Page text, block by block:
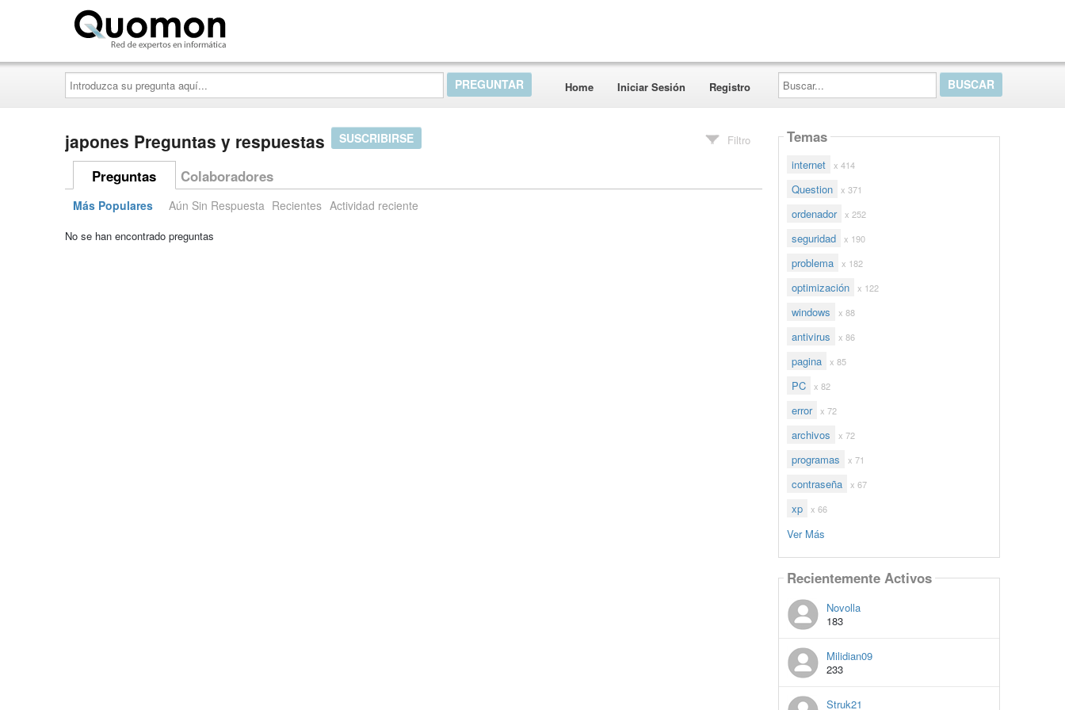
Introduzca
su
pregunta
aquí...
Home Iniciar Sesión Registro
Buscar...
japones Preguntas y respuestas SUSCRIBIRSE Filtro
Preguntas Colaboradores
Más Populares Aún Sin Respuesta Recientes Actividad reciente
No se han encontrado preguntas
Temas
internet x 414
Question x 371
ordenador x 252
seguridad x 190
problema x 182
optimización x 122
windows x 88
antivirus x 86
pagina x 85
PC x 82
error x 72
archivos x 72
programas x 71
contraseña x 67
xp x 66
Ver Más
Recientemente Activos
Novolla
183
Milidian09
233
Struk21